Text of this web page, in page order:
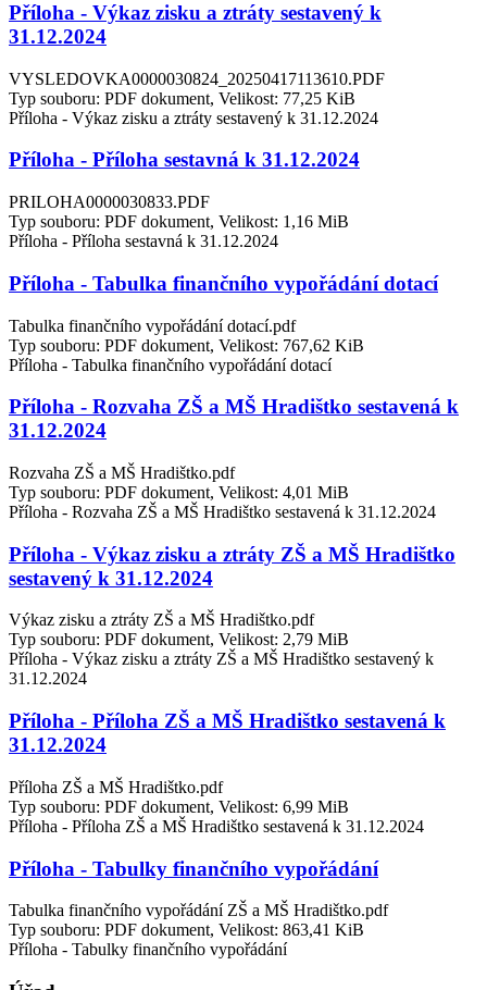
Příloha - Výkaz zisku a ztráty sestavený k
31.12.2024
VYSLEDOVKA0000030824_20250417113610.PDF
Typ souboru: PDF dokument, Velikost: 77,25 KiB
Příloha - Výkaz zisku a ztráty sestavený k 31.12.2024
Příloha - Příloha sestavná k 31.12.2024
PRILOHA0000030833.PDF
Typ souboru: PDF dokument, Velikost: 1,16 MiB
Příloha - Příloha sestavná k 31.12.2024
Příloha - Tabulka finančního vypořádání dotací
Tabulka finančního vypořádání dotací.pdf
Typ souboru: PDF dokument, Velikost: 767,62 KiB
Příloha - Tabulka finančního vypořádání dotací
Příloha - Rozvaha ZŠ a MŠ Hradištko sestavená k
31.12.2024
Rozvaha ZŠ a MŠ Hradištko.pdf
Typ souboru: PDF dokument, Velikost: 4,01 MiB
Příloha - Rozvaha ZŠ a MŠ Hradištko sestavená k 31.12.2024
Příloha - Výkaz zisku a ztráty ZŠ a MŠ Hradištko
sestavený k 31.12.2024
Výkaz zisku a ztráty ZŠ a MŠ Hradištko.pdf
Typ souboru: PDF dokument, Velikost: 2,79 MiB
Příloha - Výkaz zisku a ztráty ZŠ a MŠ Hradištko sestavený k
31.12.2024
Příloha - Příloha ZŠ a MŠ Hradištko sestavená k
31.12.2024
Příloha ZŠ a MŠ Hradištko.pdf
Typ souboru: PDF dokument, Velikost: 6,99 MiB
Příloha - Příloha ZŠ a MŠ Hradištko sestavená k 31.12.2024
Příloha - Tabulky finančního vypořádání
Tabulka finančního vypořádání ZŠ a MŠ Hradištko.pdf
Typ souboru: PDF dokument, Velikost: 863,41 KiB
Příloha - Tabulky finančního vypořádání